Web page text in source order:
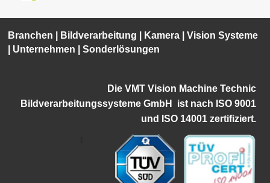
Branchen Bildverarbeitung Kamera |Vision Systeme
Unternehmen |Sonderlösungen
Die VMT Vision Machine Technic
Bildverarbeitungssysteme GmbH istnach ISO 9001
und ISO 14001 zertifiziert.